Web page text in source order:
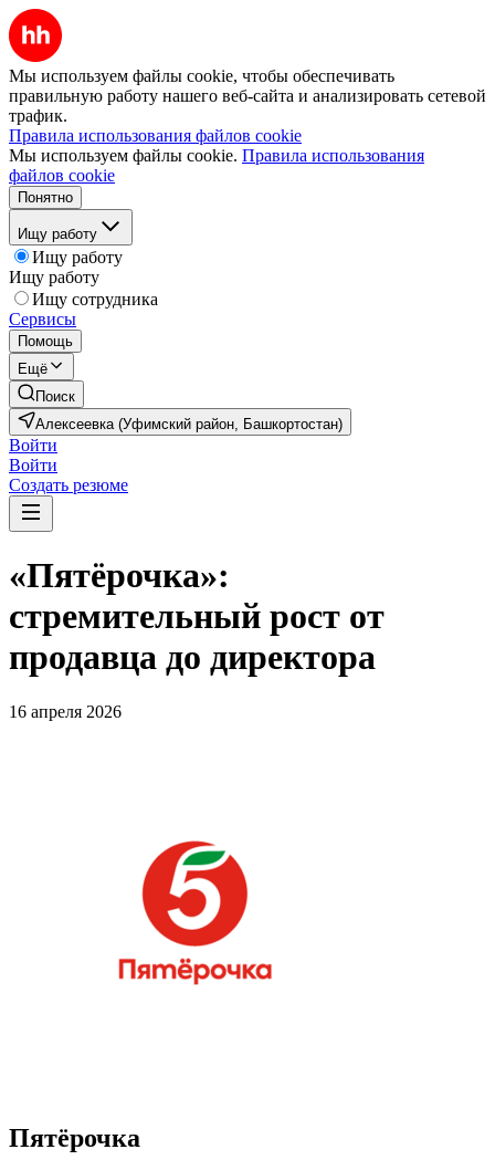
Мы используем файлы cookie, чтобы обеспечивать
правильную работу нашего веб-сайта и анализировать сетевой
трафик.
Правила использования файлов cookie
Мы используем файлы cookie. Правила использования
файлов cookie
Понятно
Ищу работу
Ищу работу
Ищу работу
Ищу сотрудника
Сервисы
Помощь
Ещё
Поиск
Алексеевка (Уфимский район, Башкортостан)
Войти
Войти
Создать резюме
«Пятёрочка»:
стремительный рост от
продавца до директора
16 апреля 2026
Пятёрочка